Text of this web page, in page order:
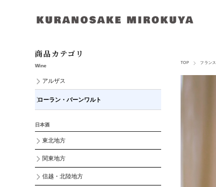
TOP フランス
商品カテゴリ
Wine
アルザス
ローラン・バーンワルト
日本酒
東北地方
関東地方
信越・北陸地方